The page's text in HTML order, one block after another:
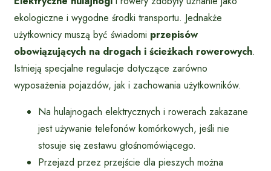
ekologiczne i wygodne środki transportu. Jednakże
użytkownicy muszą być świadomi przepisów
obowiązujących na drogach i ścieżkach rowerowych.
Istnieją specjalne regulacje dotyczące zarówno
wyposażenia pojazdów, jak i zachowania użytkowników.
Na hulajnogach elektrycznych i rowerach zakazane
jest używanie telefonów komórkowych, jeśli nie
stosuje się zestawu głośnomówiącego.
Przejazd przez przejście dla pieszych można